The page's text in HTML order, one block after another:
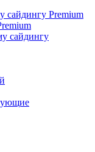
сайдингу Premium
сайдингу